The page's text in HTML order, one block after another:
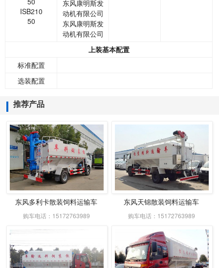
ISB210
50
东风康明斯发
动机有限公司
东风康明斯发
动机有限公司
上装基本配置
标准配置
选装配置
推荐产品
东风多利卡散装饲料运输车
购车电话：15172763989
东风天锦散装饲料运输车
购车电话：15172763989